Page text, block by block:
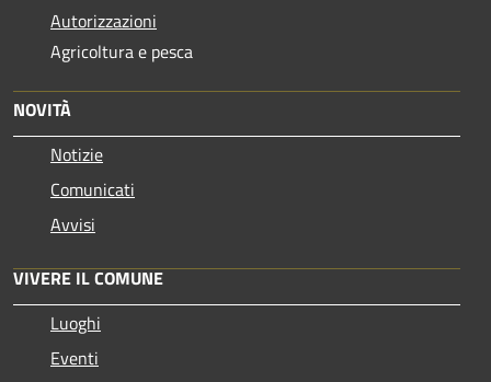
Autorizzazioni
Agricoltura e pesca
NOVITÀ
Notizie
Comunicati
Avvisi
VIVERE IL COMUNE
Luoghi
Eventi